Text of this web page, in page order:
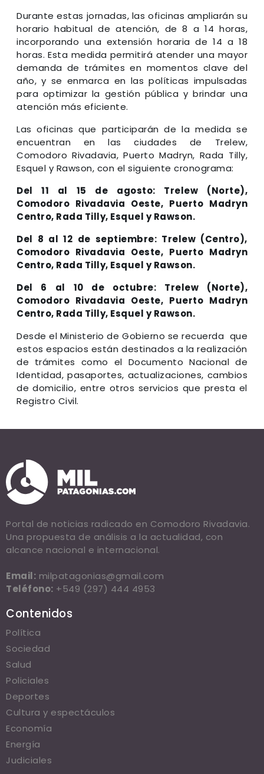
Durante estas jornadas, las oficinas ampliarán su
horario habitual de atención, de 8 a 14 horas,
incorporando una extensión horaria de 14 a 18
horas. Esta medida permitirá atender una mayor
demanda de trámites en momentos clave del
año, y se enmarca en las políticas impulsadas
para optimizar la gestión pública y brindar una
atención más eficiente.
Las oficinas que participarán de la medida se
encuentran en las ciudades de Trelew,
Comodoro Rivadavia, Puerto Madryn, Rada Tilly,
Esquel y Rawson, con el siguiente cronograma:
Del 11 al 15 de agosto: Trelew (Norte),
Comodoro Rivadavia Oeste, Puerto Madryn
Centro, Rada Tilly, Esquel y Rawson.
Del 8 al 12 de septiembre: Trelew (Centro),
Comodoro Rivadavia Oeste, Puerto Madryn
Centro, Rada Tilly, Esquel y Rawson.
Del 6 al 10 de octubre: Trelew (Norte),
Comodoro Rivadavia Oeste, Puerto Madryn
Centro, Rada Tilly, Esquel y Rawson.
Desde el Ministerio de Gobierno se recuerda que
estos espacios están destinados a la realización
de trámites como el Documento Nacional de
Identidad, pasaportes, actualizaciones, cambios
de domicilio, entre otros servicios que presta el
Registro Civil.
Portal de noticias radicado en Comodoro Rivadavia.
Una propuesta de análisis a la actualidad, con
alcance nacional e internacional.
Email: milpatagonias@gmail.com
Teléfono: +549 (297) 444 4953
Contenidos
Política
Sociedad
Salud
Policiales
Deportes
Cultura y espectáculos
Economía
Energía
Judiciales